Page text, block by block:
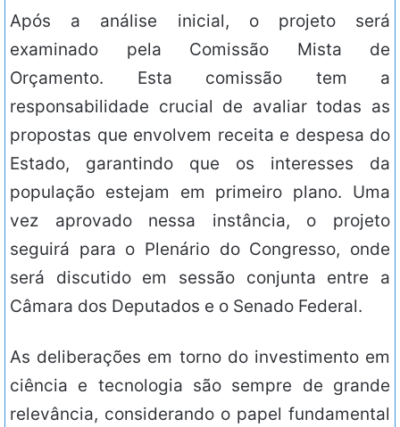
Após a análise inicial, o projeto será
examinado pela Comissão Mista de
Orçamento. Esta comissão tem a
responsabilidade crucial de avaliar todas as
propostas que envolvem receita e despesa do
Estado, garantindo que os interesses da
população estejam em primeiro plano. Uma
vez aprovado nessa instância, o projeto
seguirá para o Plenário do Congresso, onde
será discutido em sessão conjunta entre a
Câmara dos Deputados e o Senado Federal.
As deliberações em torno do investimento em
ciência e tecnologia são sempre de grande
relevância, considerando o papel fundamental